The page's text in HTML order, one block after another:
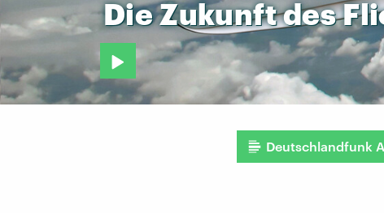
DieZukunftdes
Deutschlandfunk